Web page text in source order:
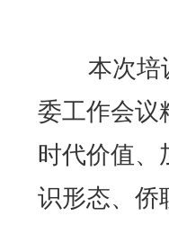
本次培训
委工作会议
时代价值、
识形态、侨